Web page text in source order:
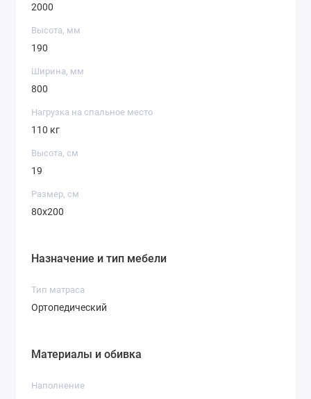
2000
Высота, мм
190
Ширина, мм
800
Нагрузка на спальное место
110 кг
Высота, см
19
Размер, см
80x200
Назначение и тип мебели
Тип матраса
Ортопедический
Материалы и обивка
Наполнение